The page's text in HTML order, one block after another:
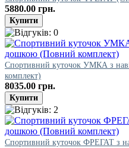
5880.00 грн.
Спортивний куточок УМКА з
комплект)
8035.00 грн.
Спортивний куточок ФРЕГАТ з